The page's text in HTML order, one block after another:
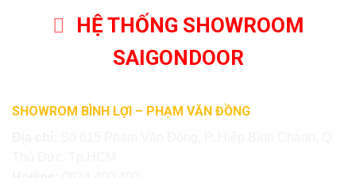
HỆ THỐNG SHOWROOM
SAIGONDOOR
SHOWROM BÌNH LỢI – PHẠM VĂN ĐỒNG